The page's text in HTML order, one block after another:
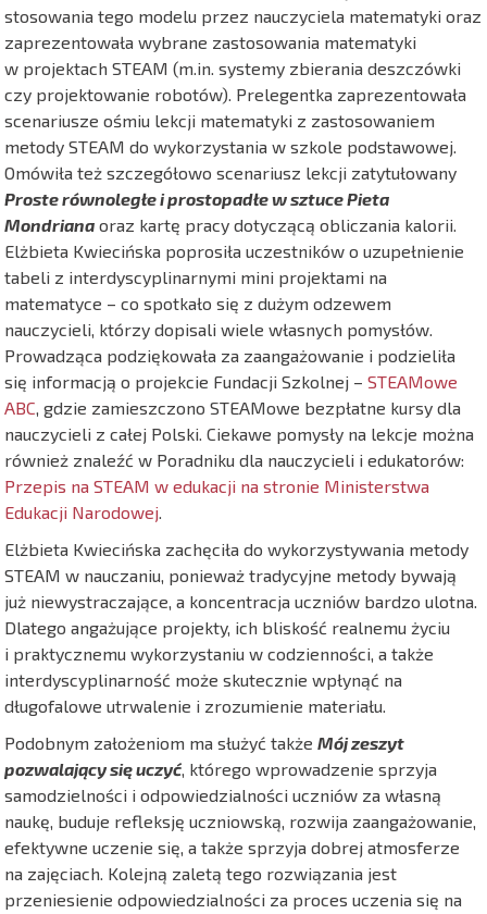
stosowania tego modelu przez nauczyciela matematyki oraz
zaprezentowała wybrane zastosowania matematyki
w projektach STEAM (m.in. systemy zbierania deszczówki
czy projektowanie robotów). Prelegentka zaprezentowała
scenariusze ośmiu lekcji matematyki z zastosowaniem
metody STEAM do wykorzystania w szkole podstawowej.
Omówiła też szczegółowo scenariusz lekcji zatytułowany
Proste równoległe i prostopadłe w sztuce Pieta
Mondriana oraz kartę pracy dotyczącą obliczania kalorii.
Elżbieta Kwiecińska poprosiła uczestników o uzupełnienie
tabeli z interdyscyplinarnymi mini projektami na
matematyce – co spotkało się z dużym odzewem
nauczycieli, którzy dopisali wiele własnych pomysłów.
Prowadząca podziękowała za zaangażowanie i podzieliła
się informacją o projekcie Fundacji Szkolnej –STEAMowe
ABC, gdzie zamieszczono STEAMowe bezpłatne kursy dla
nauczycieli z całej Polski. Ciekawe pomysły na lekcje można
również znaleźć w Poradniku dla nauczycieli i edukatorów:
Przepis na STEAM w edukacji na stronie Ministerstwa
Edukacji Narodowej.
Elżbieta Kwiecińska zachęciła do wykorzystywania metody
STEAM w nauczaniu, ponieważ tradycyjne metody bywają
już niewystraczające, a koncentracja uczniów bardzo ulotna.
Dlatego angażujące projekty, ich bliskość realnemu życiu
i praktycznemu wykorzystaniu w codzienności, a także
interdyscyplinarność może skutecznie wpłynąć na
długofalowe utrwalenie i zrozumienie materiału.
Podobnym założeniom ma służyć takżeMój zeszyt
pozwalający się uczyć, którego wprowadzenie sprzyja
samodzielności i odpowiedzialności uczniów za własną
naukę, buduje refleksję uczniowską, rozwija zaangażowanie,
efektywne uczenie się, a także sprzyja dobrej atmosferze
na zajęciach. Kolejną zaletą tego rozwiązania jest
przeniesienie odpowiedzialności za proces uczenia się na